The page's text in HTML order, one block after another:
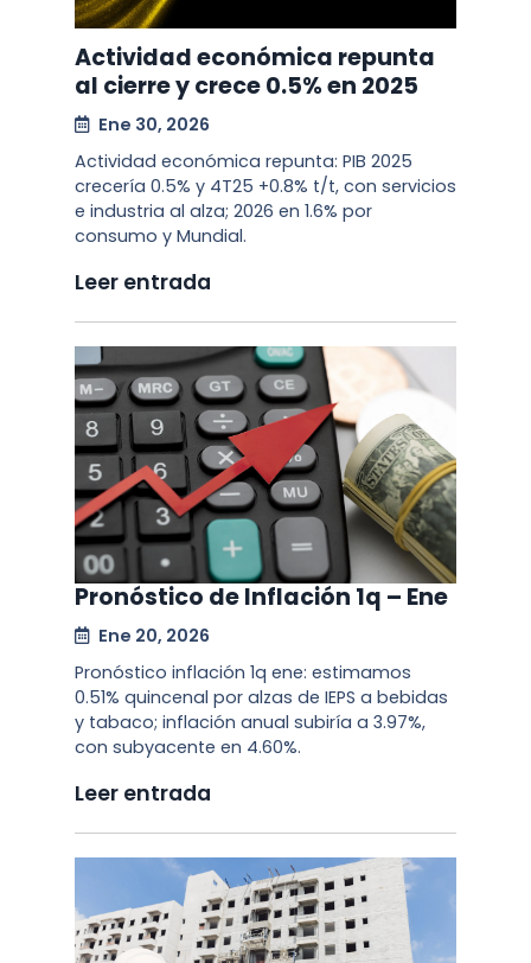
Actividad económica repunta
al cierre y crece 0.5% en 2025
Ene 30, 2026
Actividad económica repunta: PIB 2025
crecería 0.5% y 4T25 +0.8% t/t, con servicios
e industria al alza; 2026 en 1.6% por
consumo y Mundial.
Leer entrada
Pronóstico de Inflación 1q – Ene
Ene 20, 2026
Pronóstico inflación 1q ene: estimamos
0.51% quincenal por alzas de IEPS a bebidas
y tabaco; inflación anual subiría a 3.97%,
con subyacente en 4.60%.
Leer entrada